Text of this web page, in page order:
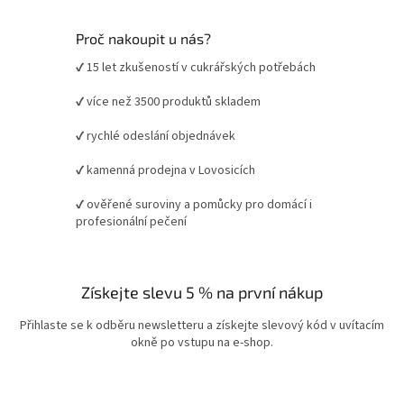
Proč nakoupit u nás?
✔ 15 let zkušeností v cukrářských potřebách
✔ více než 3500 produktů skladem
✔ rychlé odeslání objednávek
✔ kamenná prodejna v Lovosicích
✔ ověřené suroviny a pomůcky pro domácí i
profesionální pečení
Získejte slevu 5 % na první nákup
Přihlaste se k odběru newsletteru a získejte slevový kód v uvítacím
okně po vstupu na e-shop.